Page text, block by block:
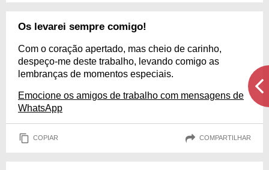
Os levarei sempre comigo!
Com o coração apertado, mas cheio de carinho,
despeço-me deste trabalho, levando comigo as
lembranças de momentos especiais.
Emocione os amigos de trabalho com mensagens de
WhatsApp
COPIAR COMPARTILHAR